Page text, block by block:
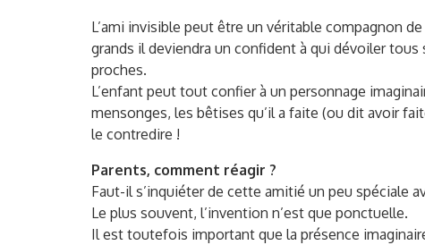
L’ami invisible peut être un véritable compagnon
grands il deviendra un confident à qui dévoiler tous
proches.
L’enfant peut tout confier à un personnage
mensonges, les bêtises qu’il a faite (ou dit avoir
le contredire !
Parents, comment réagir ?
Faut-il s’inquiéter de cette amitié un peu spéciale
Le plus souvent, l’invention n’est que ponctuelle.
Il est toutefois important que la présence